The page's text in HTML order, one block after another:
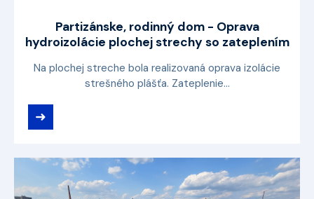
Partizánske, rodinný dom - Oprava
hydroizolácie plochej strechy so zateplením
Na plochej streche bola realizovaná oprava izolácie
strešného plášťa. Zateplenie...
➜